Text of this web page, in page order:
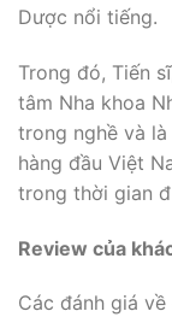
Dược nổi tiếng.
Trong đó, Tiến
tâm Nha khoa
trong nghề và
hàng đầu Việt
trong thời gian
Review của
Các đánh giá